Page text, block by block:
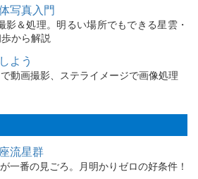
写真入門
影＆処理。明るい場所でもできる星雲・
から解説
よう
動画撮影、ステライメージで画像処理
流星群
一番の見ごろ。月明かりゼロの好条件！